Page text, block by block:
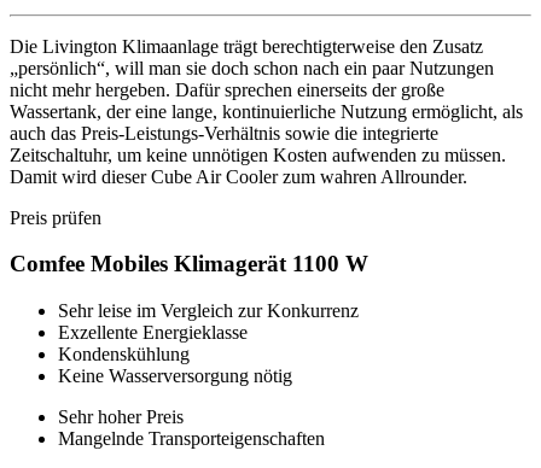
Die Livington Klimaanlage trägt berechtigterweise den Zusatz
„persönlich“, will man sie doch schon nach ein paar Nutzungen
nicht mehr hergeben. Dafür sprechen einerseits der große
Wassertank, der eine lange, kontinuierliche Nutzung ermöglicht, als
auch das Preis-Leistungs-Verhältnis sowie die integrierte
Zeitschaltuhr, um keine unnötigen Kosten aufwenden zu müssen.
Damit wird dieser Cube Air Cooler zum wahren Allrounder.
Preis prüfen
Comfee Mobiles Klimagerät 1100 W
Sehr leise im Vergleich zur Konkurrenz
Exzellente Energieklasse
Kondenskühlung
Keine Wasserversorgung nötig
Sehr hoher Preis
Mangelnde Transporteigenschaften